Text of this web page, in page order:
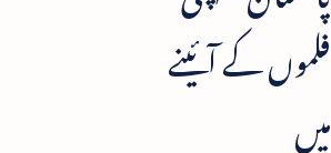
فلموں کے آئینے
میں